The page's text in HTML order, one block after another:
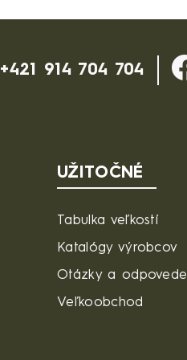
+421 914 704 704
UŽITOČNÉ
Tabulka veľkostí
Katalógy výrobcov
Otázky a odpovede
Veľkoobchod